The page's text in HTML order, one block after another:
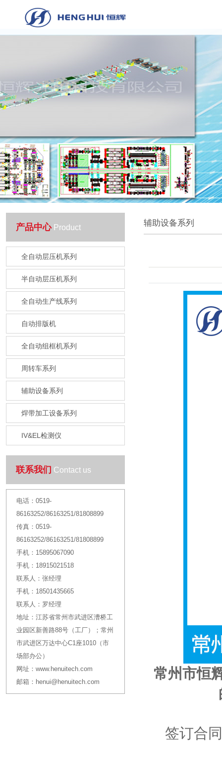
产品中心Product
全自动层压机系列
半自动层压机系列
全自动生产线系列
自动排版机
全自动组框机系列
周转车系列
辅助设备系列
焊带加工设备系列
IV&EL检测仪
联系我们 Contact us
电话： 0519-
86163252/86163251/81808899
传真： 0519-
86163252/86163251/81808899
手机： 15895067090
手机： 18915021518
联系人： 张经理
手机： 18501435665
联系人： 罗经理
地址： 江苏省常州市武进区漕桥工
业园区新善路88号（工厂）；常州
市武进区万达中心C1座1010（市
场部办公）
网址： www.henuitech.com
邮箱： henui@henuitech.com
辅助设备系列
常州市恒
签订合